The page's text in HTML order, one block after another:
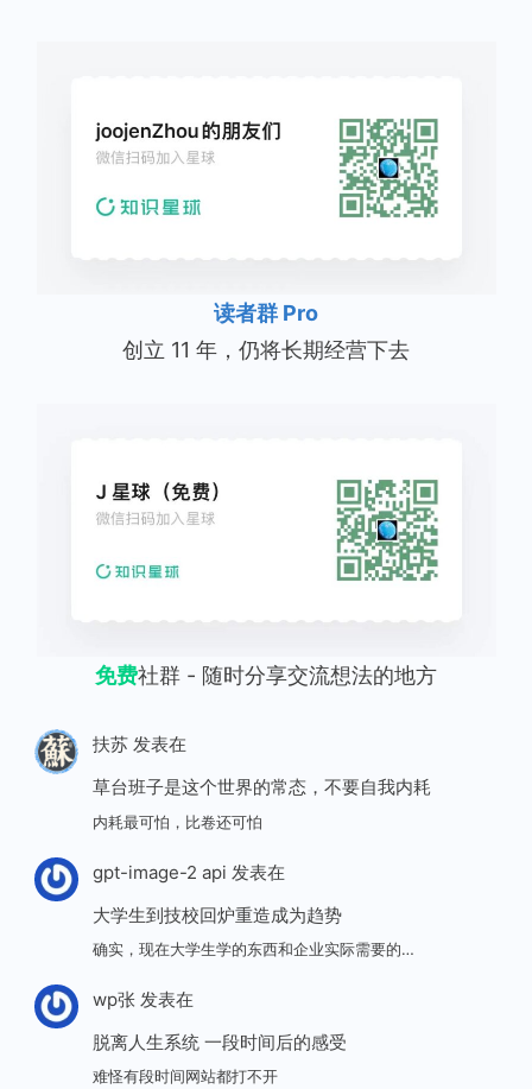
读者群 Pro
创立 11 年，仍将长期经营下去
免费社群 - 随时分享交流想法的地方
扶苏发表在
草台班子是这个世界的常态，不要自我内耗
内耗最可怕，比卷还可怕
gpt-image-2 api 发表在
大学生到技校回炉重造成为趋势
确实，现在大学生学的东西和企业实际需要的…
wp张发表在
脱离人生系统 一段时间后的感受
难怪有段时间网站都打不开